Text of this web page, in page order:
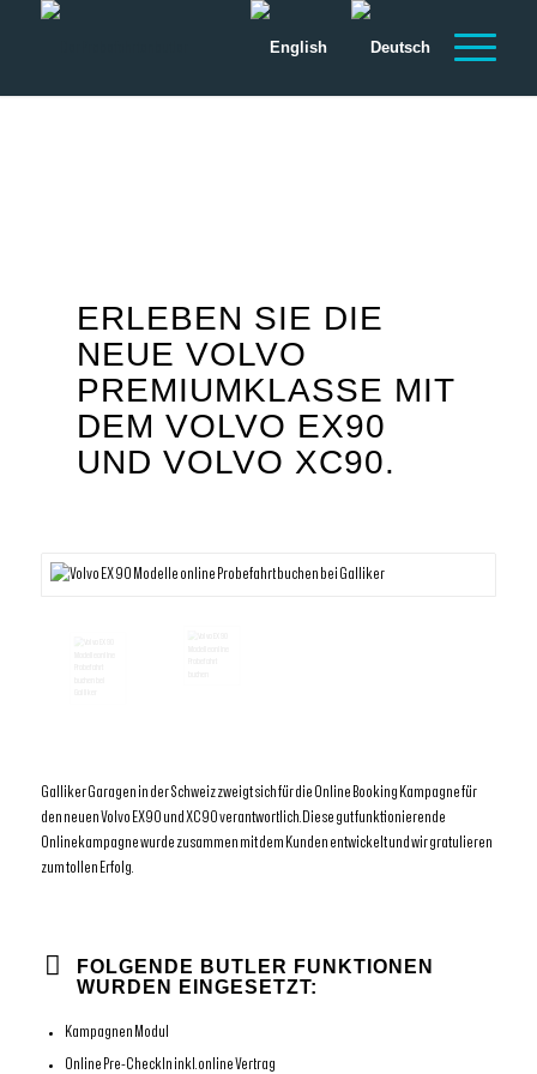
ERLEBEN SIE DIE
NEUE VOLVO
PREMIUMKLASSE MIT
DEM VOLVO EX90
UND VOLVO XC90.
Galliker Garagen in der Schweiz zweigt sich für die Online Booking Kampagne für
den neuen Volvo EX90 und XC90 verantwortlich. Diese gut funktionierende
Onlinekampagne wurde zusammen mit dem Kunden entwickelt und wir gratulieren
zum tollen Erfolg.
FOLGENDE BUTLER FUNKTIONEN
WURDEN EINGESETZT:
Kampagnen Modul
Online Pre-CheckIn inkl. online Vertrag